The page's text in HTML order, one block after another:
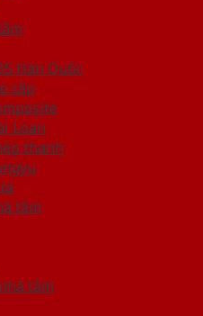
Hàn Quốc
cấp
Loan
thanh
tắm
tắm